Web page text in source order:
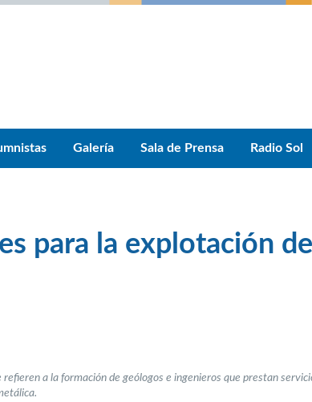
Galería Sala de Prensa Radio Sol
para la explotación del
a la formación de geólogos e ingenieros que prestan